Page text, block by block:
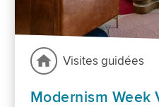
Visites guidées
Modernism Week